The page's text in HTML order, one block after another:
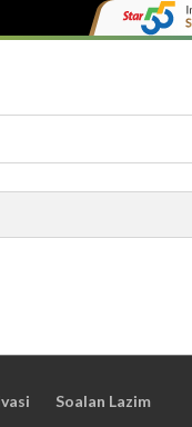
Soalan Lazim